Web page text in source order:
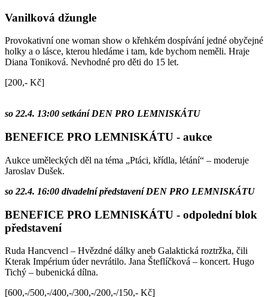
Vanilková džungle
Provokativní one woman show o křehkém dospívání jedné obyčejné
holky a o lásce, kterou hledáme i tam, kde bychom neměli. Hraje
Diana Toniková. Nevhodné pro děti do 15 let.
[200,- Kč]
so 22.4. 13:00 setkání DEN PRO LEMNISKÁTU
BENEFICE PRO LEMNISKÁTU - aukce
Aukce uměleckých děl na téma „Ptáci, křídla, létání“ – moderuje
Jaroslav Dušek.
so 22.4. 16:00 divadelní představení DEN PRO LEMNISKÁTU
BENEFICE PRO LEMNISKÁTU - odpolední blok
představení
Ruda Hancvencl – Hvězdné dálky aneb Galaktická roztržka, čili
Kterak Impérium úder nevrátilo. Jana Šteflíčková – koncert. Hugo
Tichý – bubenická dílna.
[600,-/500,-/400,-/300,-/200,-/150,- Kč]